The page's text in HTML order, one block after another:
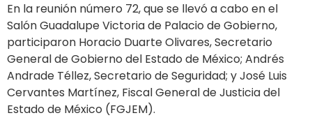
En la reunión número 72, que se llevó a cabo en el
Salón Guadalupe Victoria de Palacio de Gobierno,
participaron Horacio Duarte Olivares, Secretario
General de Gobierno del Estado de México; Andrés
Andrade Téllez, Secretario de Seguridad; y José Luis
Cervantes Martínez, Fiscal General de Justicia del
Estado de México (FGJEM).